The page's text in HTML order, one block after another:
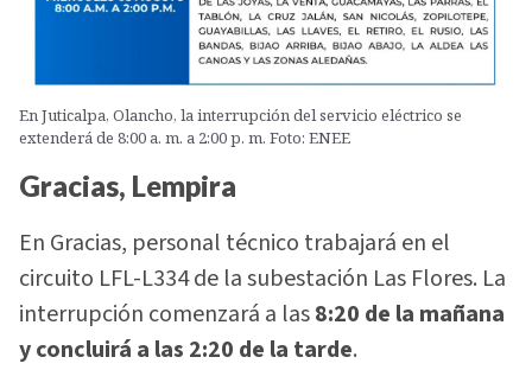
En Juticalpa, Olancho, la interrupción del servicio eléctrico se
extenderá de 8:00 a. m. a 2:00 p. m. Foto: ENEE
Gracias, Lempira
En Gracias, personal técnico trabajará en el
circuito LFL-L334 de la subestación Las Flores. La
interrupción comenzará a las8:20 de la mañana
y concluirá a las 2:20 de la tarde.